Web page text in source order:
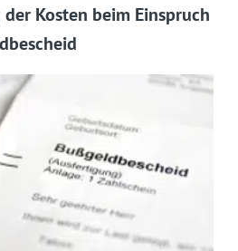
Kosten beim Einspruch